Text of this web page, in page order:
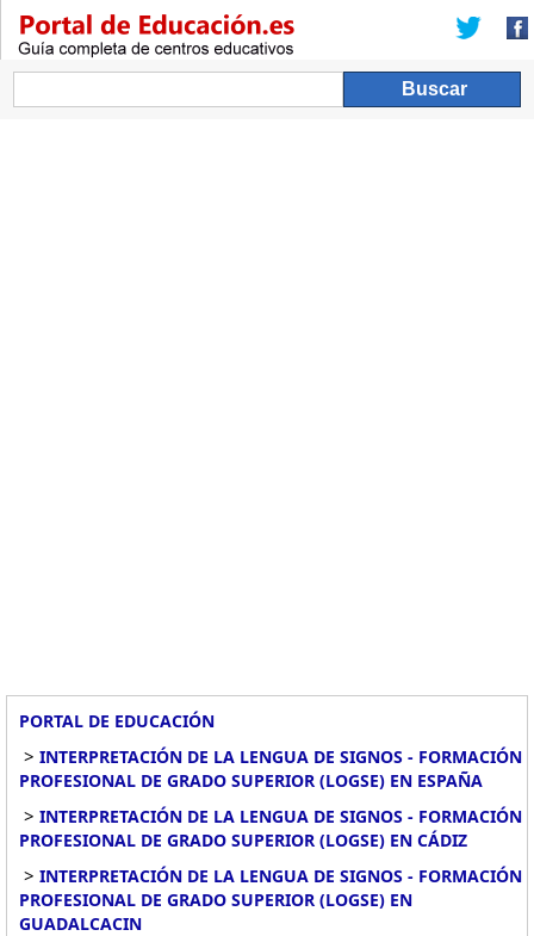
PORTAL DE EDUCACIÓN
> INTERPRETACIÓN DE LA LENGUA DE SIGNOS - FORMACIÓN
PROFESIONAL DE GRADO SUPERIOR (LOGSE) EN ESPAÑA
> INTERPRETACIÓN DE LA LENGUA DE SIGNOS - FORMACIÓN
PROFESIONAL DE GRADO SUPERIOR (LOGSE) EN CÁDIZ
> INTERPRETACIÓN DE LA LENGUA DE SIGNOS - FORMACIÓN
PROFESIONAL DE GRADO SUPERIOR (LOGSE) EN
GUADALCACIN